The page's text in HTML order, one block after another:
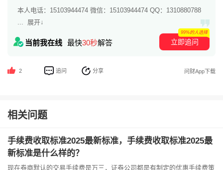
本人电话：15103944474 微信：15103944474 QQ：1310880788
... 展开↓
当前我在线 最快30秒解答 立即追问
99%的人选择
2 追问 分享 问财App下载
相关问题
手续费收取标准2025最新标准，手续费收取标准2025最
新标准是什么样的？
现在券商默认的交易手续费是万三，证券公司都是有制定的优惠手续费策